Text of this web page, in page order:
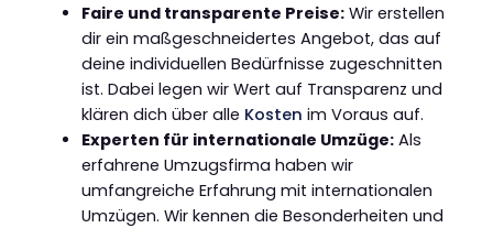
Faire und transparente Preise:Wir erstellen
dir ein maßgeschneidertes Angebot, das auf
deine individuellen Bedürfnisse zugeschnitten
ist. Dabei legen wir Wert auf Transparenz und
klären dich über alle Kosten im Voraus auf.
Experten für internationale Umzüge:Als
erfahrene Umzugsfirma haben wir
umfangreiche Erfahrung mit internationalen
Umzügen. Wir kennen die Besonderheiten und